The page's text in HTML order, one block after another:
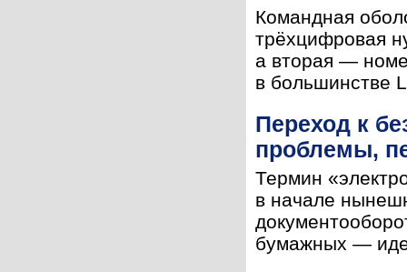
Командная
трёхцифровая
а вторая —
в большинстве
Переход к
проблемы,
Термин
в начале
бумажных —